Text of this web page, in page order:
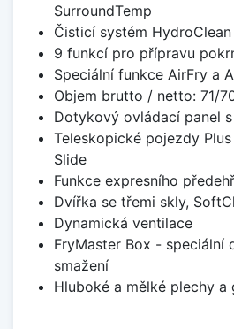
SurroundTemp
Čisticí systém HydroClean
9 funkcí pro přípravu
Speciální funkce AirFry a
Objem brutto / netto: 71/
Dotykový ovládací panel
Teleskopické pojezdy
Slide
Funkce expresního
Dvířka se třemi skly,
Dynamická ventilace
FryMaster Box - speciální
smažení
Hluboké a mělké plechy a